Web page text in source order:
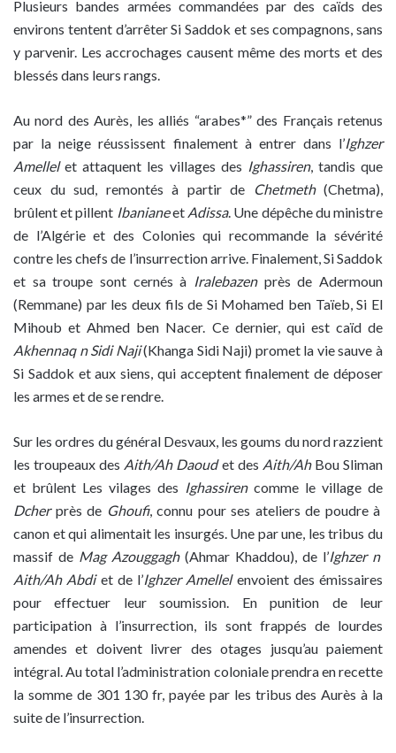
Plusieurs bandes armées commandées par des caïds des
environs tentent d’arrêter Si Saddok et ses compagnons, sans
y parvenir. Les accrochages causent même des morts et des
blessés dans leurs rangs.
Au nord des Aurès, les alliés “arabes*” des Français retenus
par la neige réussissent finalement à entrer dans l’Ighzer
Amellelet attaquent les villages des Ighassiren, tandis que
ceux du sud, remontés à partir de
Chetmeth(Chetma),
brûlent et pillent Ibanianeet Adissa. Une dépêche du ministre
de l’Algérie et des Colonies qui recommande la sévérité
contre les chefs de l’insurrection arrive. Finalement, Si Saddok
et sa troupe sont cernés à Iralebazenprès de Adermoun
(Remmane) par les deux fils de Si Mohamed ben Taïeb, Si El
Mihoub et Ahmed ben Nacer. Ce dernier, qui est caïd de
Akhennaq n Sidi Naji(Khanga Sidi Naji) promet la vie sauve à
Si Saddok et aux siens, qui acceptent finalement de déposer
les armes et de se rendre.
Sur les ordres du général Desvaux, les goums du nord razzient
les troupeaux des Aith/Ah Daoudet des Aith/Ah Bou Sliman
et brûlent Les vilages des Ighassiren comme le village de
Dcher près de Ghoufi, connu pour ses ateliers de poudre à
canon et qui alimentait les insurgés. Une par une, les tribus du
massif de Mag Azouggagh(Ahmar Khaddou), de l’Ighzer n
Aith/Ah Abdiet de l’Ighzer Amellelenvoient des émissaires
pour effectuer leur soumission. En punition de leur
participation à l’insurrection, ils sont frappés de lourdes
amendes et doivent livrer des otages jusqu’au paiement
intégral. Au total l’administration coloniale prendra en recette
la somme de 301 130 fr, payée par les tribus des Aurès à la
suite de l’insurrection.